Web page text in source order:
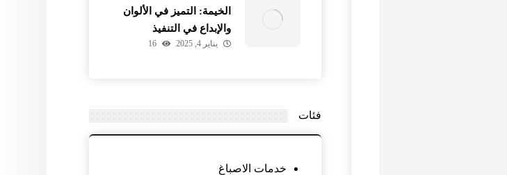
الخيمة: التميز في الألوان
والإبداع في التنفيذ
يناير 4, 2025 16
فئات
خدمات الاصباغ